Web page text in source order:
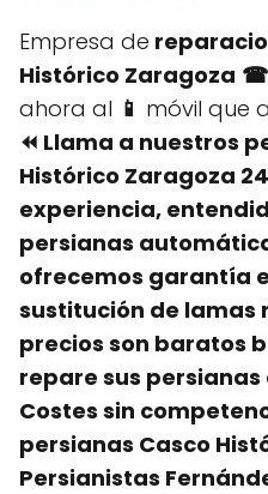
Empresa de
Histórico Zaragoza ☎
ahora al 📱 móvil que
⏪ Llama a nuestros
Histórico Zaragoza
experiencia,
persianas
ofrecemos garantía
sustitución de lamas
precios son baratos
repare sus persianas
Costes sin
persianas Casco
Persianistas